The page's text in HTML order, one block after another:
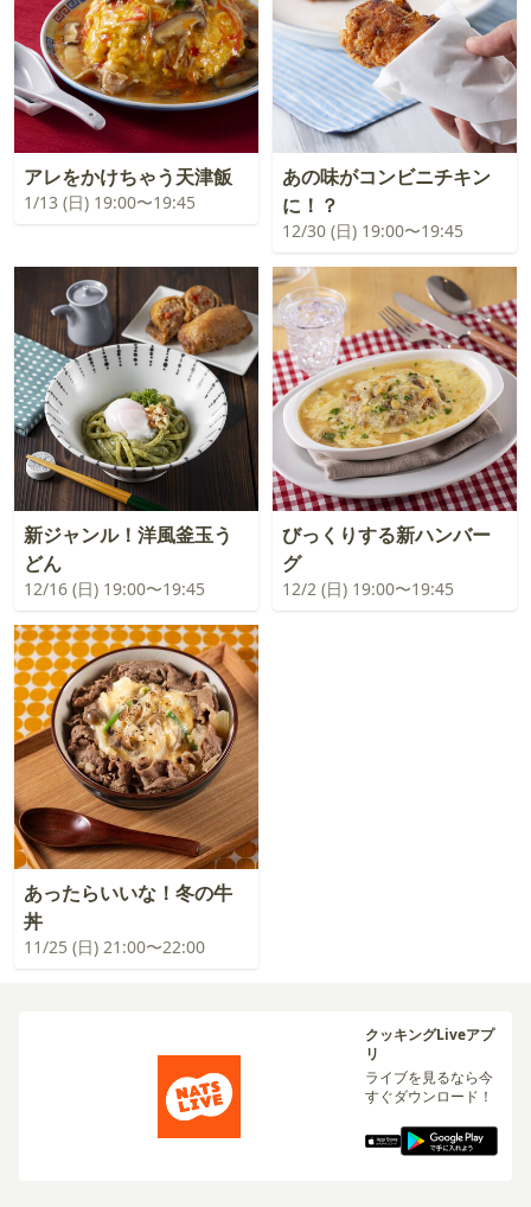
アレをかけちゃう天津飯
1/13 (日) 19:00〜19:45
あの味がコンビニチキン
に！？
12/30 (日) 19:00〜19:45
新ジャンル！洋風釜玉う
どん
12/16 (日) 19:00〜19:45
びっくりする新ハンバー
グ
12/2 (日) 19:00〜19:45
あったらいいな！冬の牛
丼
11/25 (日) 21:00〜22:00
クッキングLiveアプ
リ
ライブを見るなら今
すぐダウンロード！